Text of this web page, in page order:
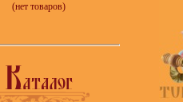
(нет товаров)